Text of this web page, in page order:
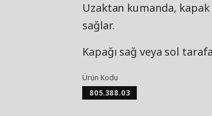
Uzaktan kumanda,
sağlar.
Kapağı sağ veya sol
Ürün Kodu
805.388.03